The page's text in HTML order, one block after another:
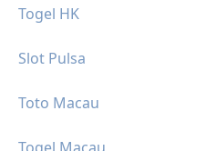
Togel HK
Slot Pulsa
Toto Macau